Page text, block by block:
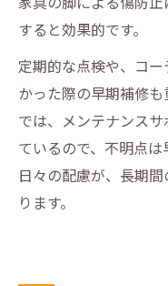
すると効果的です。
定期的な点検や、コ
かった際の早期補修
では、メンテナンス
ているので、不明点
日々の配慮が、長期
ります。